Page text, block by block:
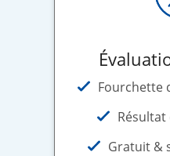
Fourchette
Gratuit &